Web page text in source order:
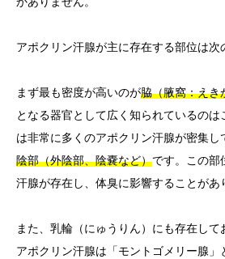
アポクリン汗腺が主に存在する部位は次
まず最も密度が高いのが脇（腋窩：えき
となる器官として広く知られているの
は非常に多くのアポクリン汗腺が密集
陰部（外陰部、陰嚢など）です。この部
汗腺が存在し、体臭に影響することがあ
また、乳輪（にゅうりん）にも存在し
アポクリン汗腺は「モントゴメリー腺